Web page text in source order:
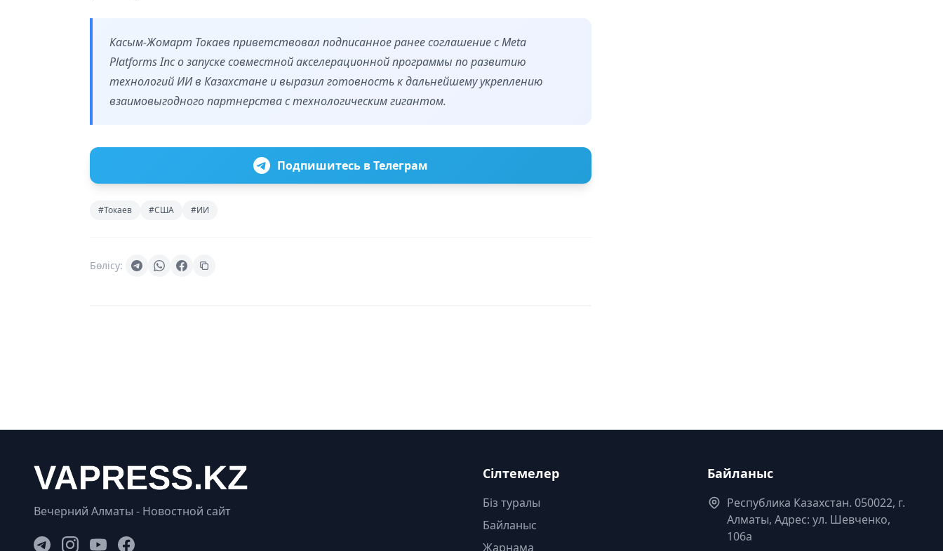
Касым-Жомарт Токаев приветствовал подписанное ранее соглашение с Meta
Platforms Inc о запуске совместной акселерационной программы по развитию
технологий ИИ в Казахстане и выразил готовность к дальнейшему укреплению
взаимовыгодного партнерства с технологическим гигантом.
Подпишитесь в Телеграм
#Токаев #США #ИИ
Бөлісу:
Вечерний Алматы - Новостной сайт
Сілтемелер
Біз туралы
Байланыс
Жарнама
Байланыс
Республика Казахстан. 050022, г.
Алматы, Адрес: ул. Шевченко,
106а